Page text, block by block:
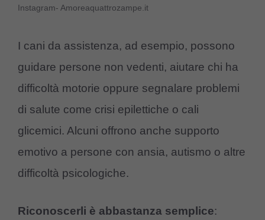
Instagram- Amoreaquattrozampe.it
I cani da assistenza, ad esempio, possono
guidare persone non vedenti, aiutare chi ha
difficoltà motorie oppure segnalare problemi
di salute come crisi epilettiche o cali
glicemici. Alcuni offrono anche supporto
emotivo a persone con ansia, autismo o altre
difficoltà psicologiche.
Riconoscerli è abbastanza semplice: